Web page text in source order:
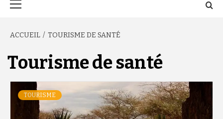
ACCUEIL TOURISME DE SANTÉ
Tourisme de santé
TOURISME